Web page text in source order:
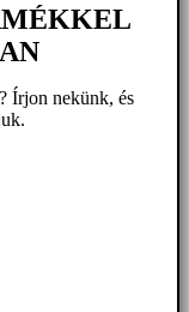
Írjon nekünk, és